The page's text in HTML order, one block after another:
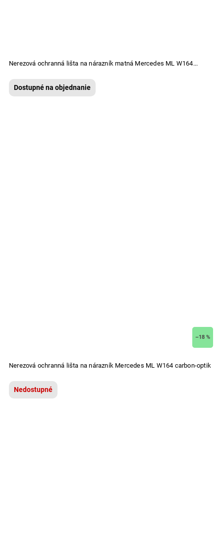
Nerezová ochranná lišta na nárazník matná Mercedes ML W164...
Dostupné na objednanie
–18 %
Nerezová ochranná lišta na nárazník Mercedes ML W164 carbon-optik
Nedostupné